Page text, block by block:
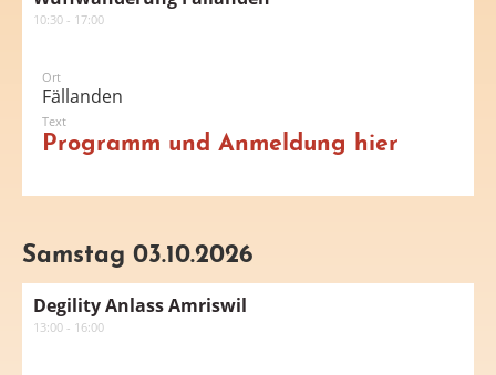
10:30 - 17:00
Ort
Fällanden
Text
Programm und Anmeldung hier
Samstag 03.10.2026
Degility Anlass Amriswil
13:00 - 16:00